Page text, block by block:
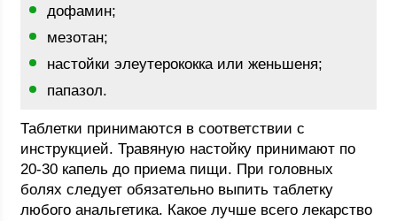
дофамин;
мезотан;
настойки элеутерококка или женьшеня;
папазол.
Таблетки принимаются в соответствии с
инструкцией. Травяную настойку принимают по
20-30 капель до приема пищи. При головных
болях следует обязательно выпить таблетку
любого анальгетика. Какое лучше всего лекарство